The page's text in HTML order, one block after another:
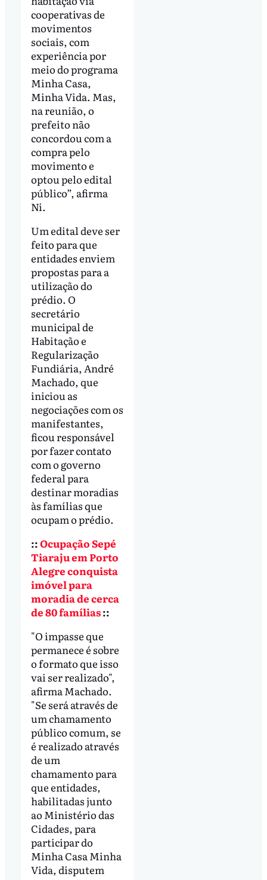
cooperativas de
movimentos
sociais, com
experiência por
meio do programa
Minha Casa,
Minha Vida. Mas,
na reunião, o
prefeito não
concordou com a
compra pelo
movimento e
optou pelo edital
público”, afirma
Ni.
Um edital deve ser
feito para que
entidades enviem
propostas para a
utilização do
prédio. O
secretário
municipal de
Habitação e
Regularização
Fundiária, André
Machado, que
iniciou as
negociações com os
manifestantes,
ficou responsável
por fazer contato
com o governo
federal para
destinar moradias
às famílias que
ocupam o prédio.
::Ocupação Sepé
Tiaraju em Porto
Alegre conquista
imóvel para
moradia de cerca
de 80 famílias::
"O impasse que
permanece é sobre
o formato que isso
vai ser realizado",
afirma Machado.
"Se será através de
um chamamento
público comum, se
é realizado através
de um
chamamento para
que entidades,
habilitadas junto
ao Ministério das
Cidades, para
participar do
Minha Casa Minha
Vida, disputem